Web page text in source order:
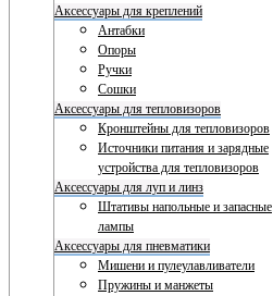
Аксессуары для креплений
Антабки
Опоры
Ручки
Сошки
Аксессуары для тепловизоров
Кронштейны для тепловизоров
Источники питания и зарядные
устройства для тепловизоров
Аксессуары для луп и линз
Штативы напольные и запасные
лампы
Аксессуары для пневматики
Мишени и пулеулавливатели
Пружины и манжеты